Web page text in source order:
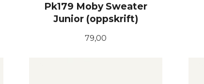
Pk179 Moby Sweater
Junior (oppskrift)
Pris
79,00